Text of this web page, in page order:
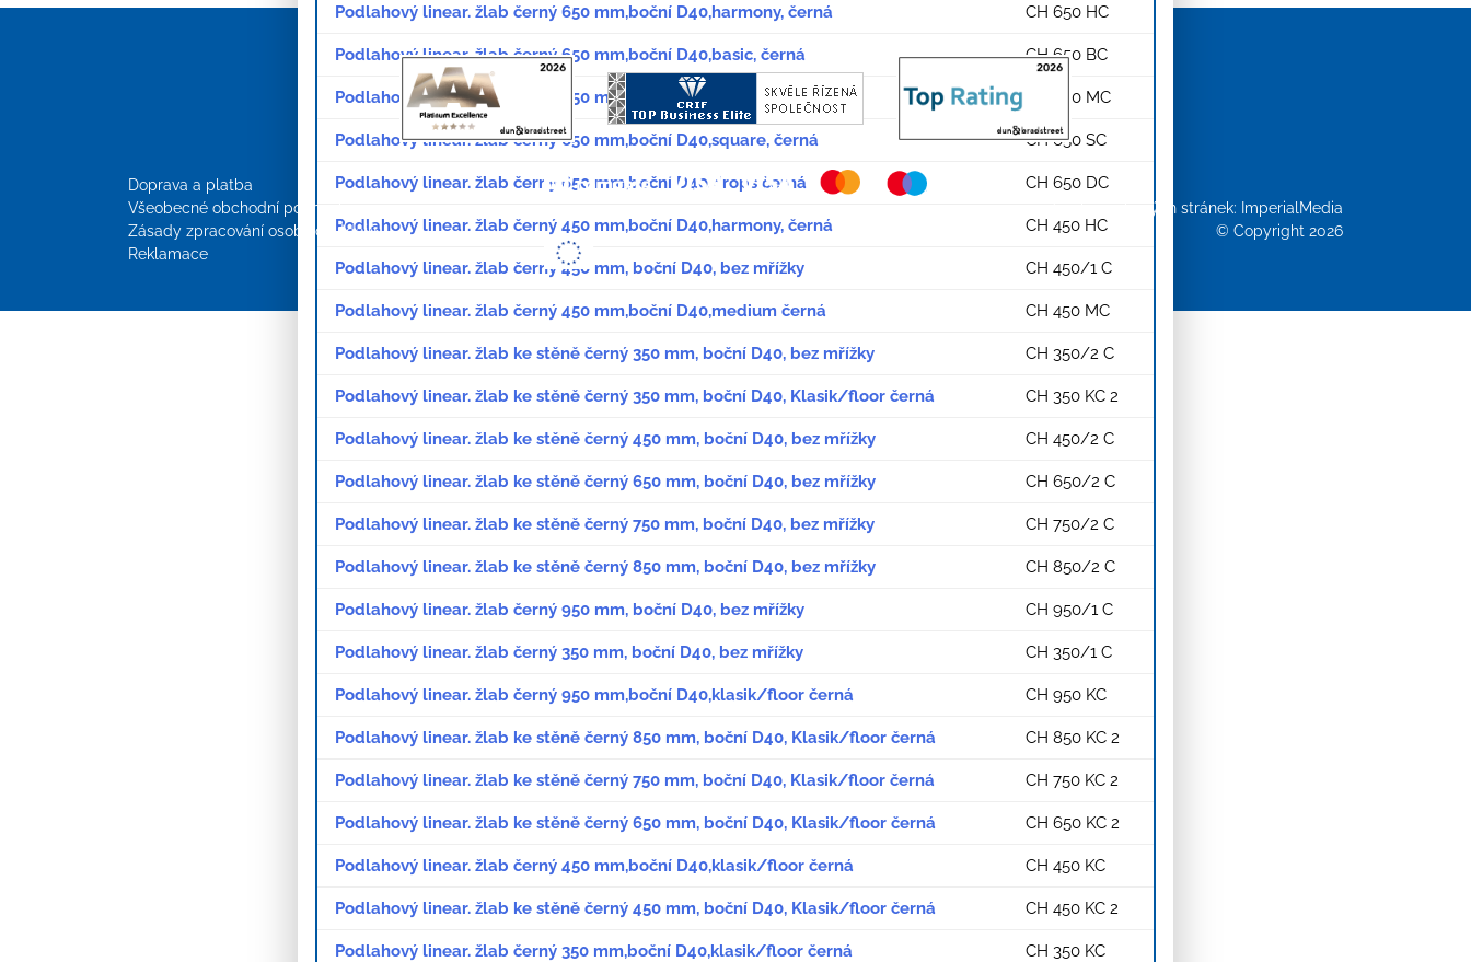
Podlahový linear. žlab černý 650 mm,boční D40,harmony, černá CH 650 HC
Podlahový linear. žlab černý 650 mm,boční D40,basic, černá CH 650 BC
Podlahový linear. žlab černý 650 mm,boční D40,medium černá CH 650 MC
Podlahový linear. žlab černý 650 mm,boční D40,square, černá CH 650 SC
Podlahový linear. žlab černý 650 mm,boční D40,drops černá CH 650 DC
Podlahový linear. žlab černý 450 mm,boční D40,harmony, černá CH 450 HC
Podlahový linear. žlab černý 450 mm, boční D40, bez mřížky CH 450/1 C
Podlahový linear. žlab černý 450 mm,boční D40,medium černá CH 450 MC
Podlahový linear. žlab ke stěně černý 350 mm, boční D40, bez mřížky CH 350/2 C
Podlahový linear. žlab ke stěně černý 350 mm, boční D40, Klasik/floor černá CH 350 KC 2
Podlahový linear. žlab ke stěně černý 450 mm, boční D40, bez mřížky CH 450/2 C
Podlahový linear. žlab ke stěně černý 650 mm, boční D40, bez mřížky CH 650/2 C
Podlahový linear. žlab ke stěně černý 750 mm, boční D40, bez mřížky CH 750/2 C
Podlahový linear. žlab ke stěně černý 850 mm, boční D40, bez mřížky CH 850/2 C
Podlahový linear. žlab černý 950 mm, boční D40, bez mřížky CH 950/1 C
Podlahový linear. žlab černý 350 mm, boční D40, bez mřížky CH 350/1 C
Podlahový linear. žlab černý 950 mm,boční D40,klasik/floor černá CH 950 KC
Podlahový linear. žlab ke stěně černý 850 mm, boční D40, Klasik/floor černá CH 850 KC 2
Podlahový linear. žlab ke stěně černý 750 mm, boční D40, Klasik/floor černá CH 750 KC 2
Podlahový linear. žlab ke stěně černý 650 mm, boční D40, Klasik/floor černá CH 650 KC 2
Podlahový linear. žlab černý 450 mm,boční D40,klasik/floor černá CH 450 KC
Podlahový linear. žlab ke stěně černý 450 mm, boční D40, Klasik/floor černá CH 450 KC 2
Podlahový linear. žlab černý 350 mm,boční D40,klasik/floor černá CH 350 KC
Doprava a platba
Všeobecné obchodní podmínky
Zásady zpracování osobních údajů
Reklamace
Tvorba webových stránek: ImperialMedia
© Copyright 2026